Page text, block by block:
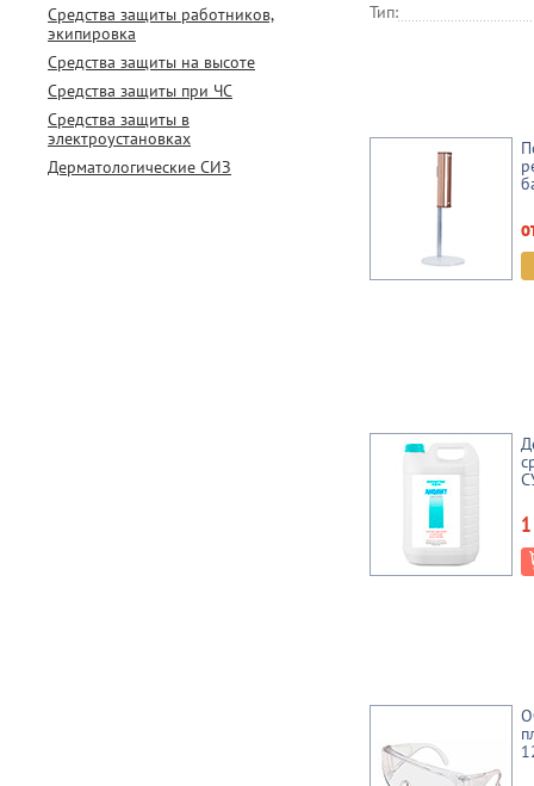
Средства защиты работников,
экипировка
Средства защиты на высоте
Средства защиты при ЧС
Средства защиты в
электроустановках
Дерматологические СИЗ
Тип: